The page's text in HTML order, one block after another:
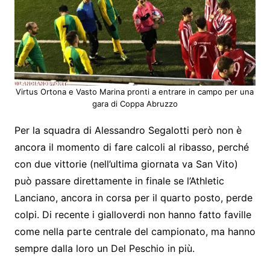
Virtus Ortona e Vasto Marina pronti a entrare in campo per una
gara di Coppa Abruzzo
Per la squadra di Alessandro Segalotti però non è
ancora il momento di fare calcoli al ribasso, perché
con due vittorie (nell’ultima giornata va San Vito)
può passare direttamente in finale se l’Athletic
Lanciano, ancora in corsa per il quarto posto, perde
colpi. Di recente i gialloverdi non hanno fatto faville
come nella parte centrale del campionato, ma hanno
sempre dalla loro un Del Peschio in più.